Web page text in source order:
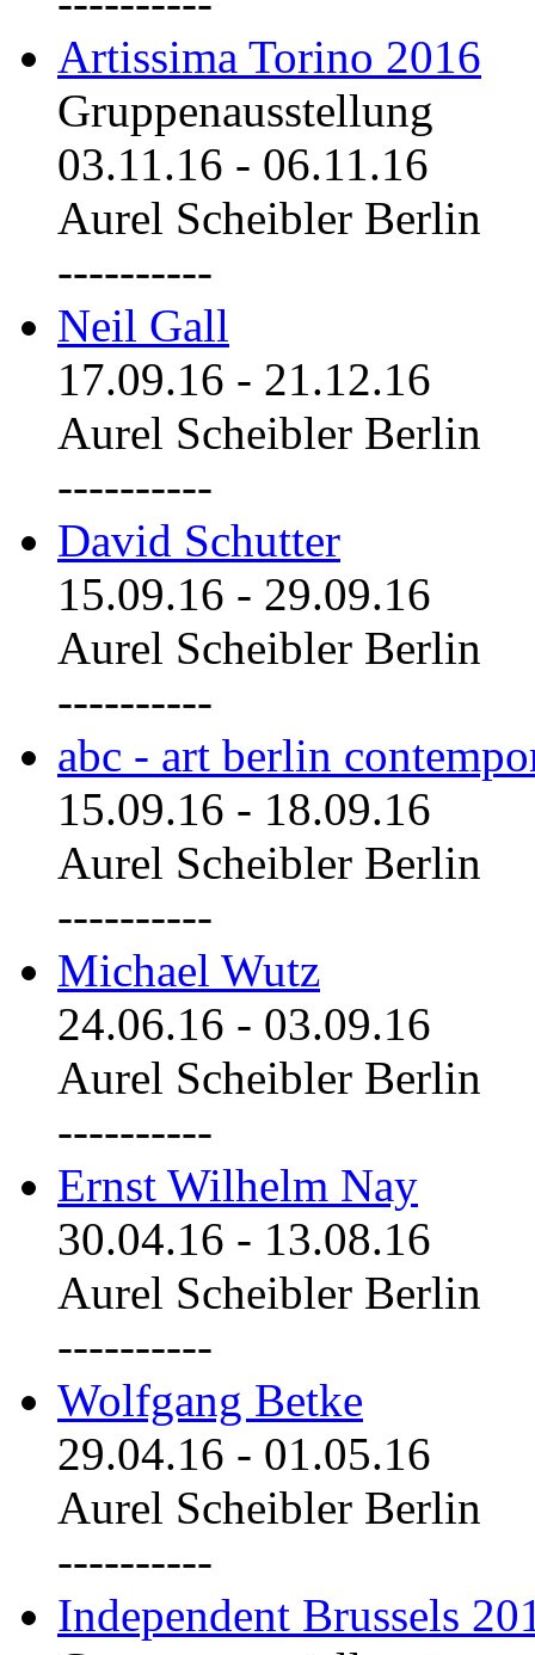
Artissima Torino 2016
Gruppenausstellung
03.11.16 - 06.11.16
Aurel Scheibler Berlin
----------
Neil Gall
17.09.16 - 21.12.16
Aurel Scheibler Berlin
----------
David Schutter
15.09.16 - 29.09.16
Aurel Scheibler Berlin
----------
abc - art berlin
15.09.16 - 18.09.16
Aurel Scheibler Berlin
----------
Michael Wutz
24.06.16 - 03.09.16
Aurel Scheibler Berlin
----------
Ernst Wilhelm Nay
30.04.16 - 13.08.16
Aurel Scheibler Berlin
----------
Wolfgang Betke
29.04.16 - 01.05.16
Aurel Scheibler Berlin
----------
Independent Brussels